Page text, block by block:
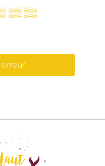
▒▒ ▒▒